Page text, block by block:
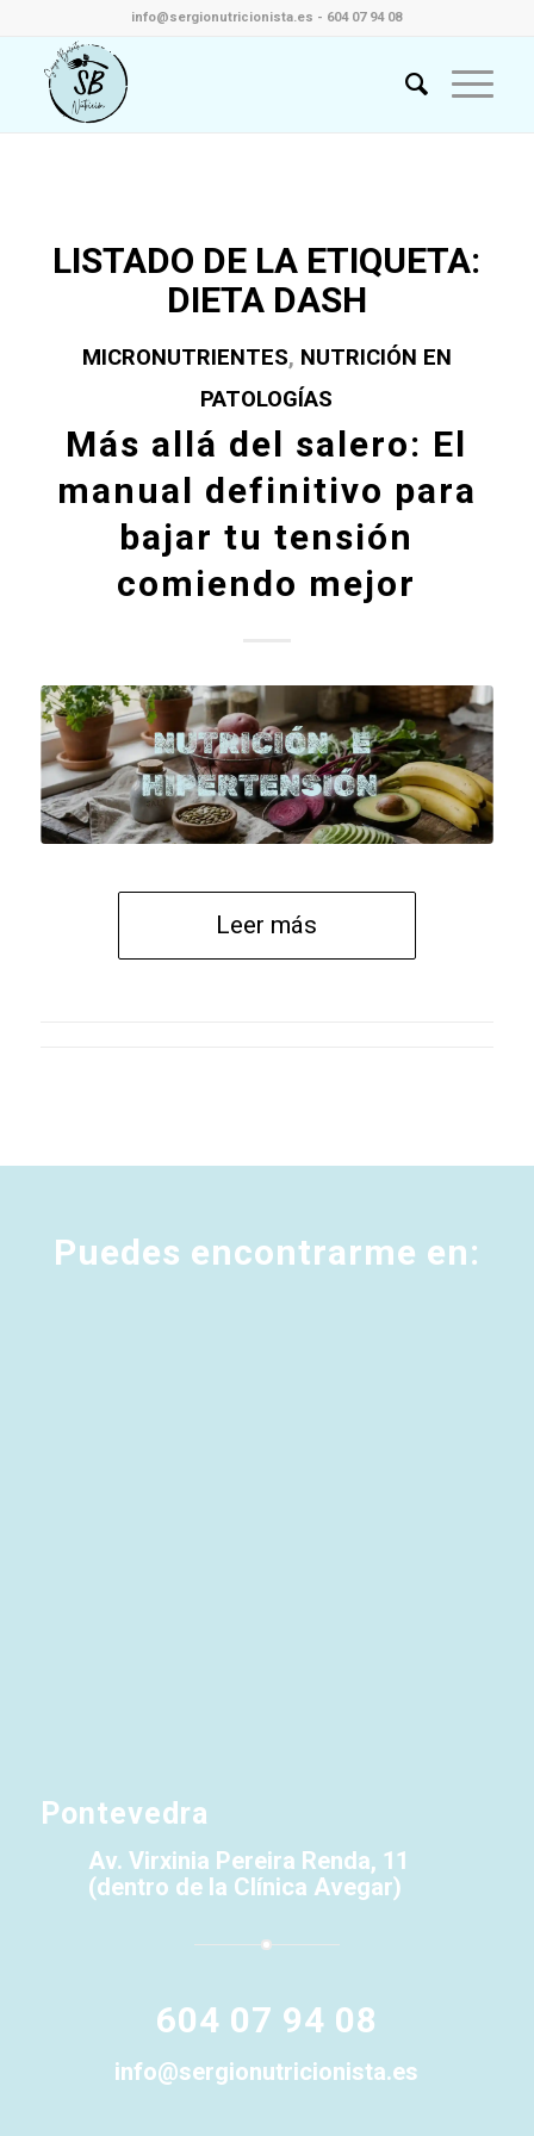
info@sergionutricionista.es - 604 07 94 08
LISTADO DE LA ETIQUETA:
DIETA DASH
MICRONUTRIENTES, NUTRICIÓN EN
PATOLOGÍAS
Más allá del salero: El
manual definitivo para
bajar tu tensión
comiendo mejor
Leer más
Puedes encontrarme en:
Pontevedra
Av. Virxinia Pereira Renda, 11
(dentro de la Clínica Avegar)
604 07 94 08
info@sergionutricionista.es